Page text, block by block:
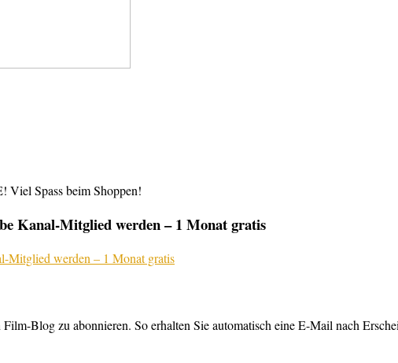
Spass beim Shoppen!
Kanal-Mitglied werden – 1 Monat gratis
Blog zu abonnieren. So erhalten Sie automatisch eine E-Mail nach